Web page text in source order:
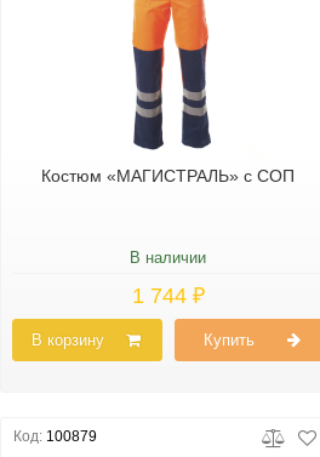
Костюм «МАГИСТРАЛЬ» с СОП
В наличии
1 744 ₽
В корзину Купить
Код: 100879